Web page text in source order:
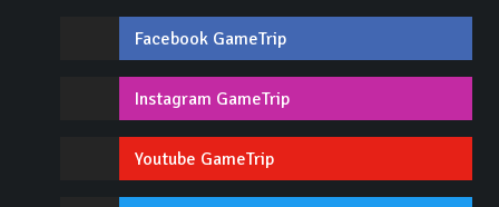
Facebook GameTrip
Instagram GameTrip
Youtube GameTrip